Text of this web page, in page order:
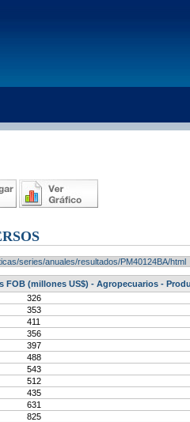
series/anuales/resultados/PM40124BA/html
(millones US$) - Agropecuarios -
326
353
411
356
397
488
543
512
435
631
825